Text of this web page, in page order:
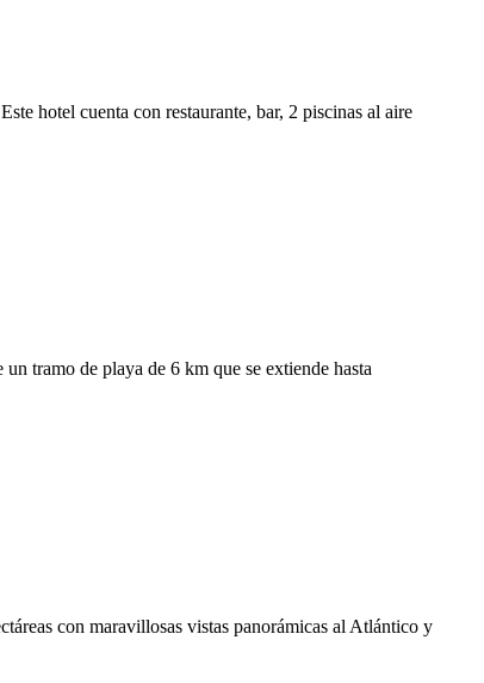
hotel cuenta con restaurante, bar, 2 piscinas al aire
tramo de playa de 6 km que se extiende hasta
con maravillosas vistas panorámicas al Atlántico y